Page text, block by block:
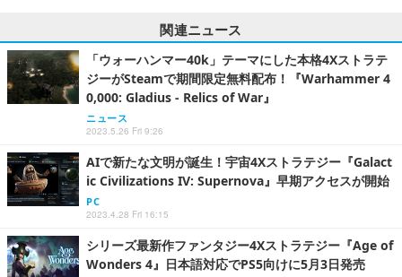
関連ニュース
「ウォーハンマー40k」テーマにした本格4Xストラテ
ジーがSteamで期間限定無料配布！『Warhammer 4
0,000: Gladius - Relics of War』
ニュース
2023.5.26 Fri 9:26
AIで新たな文明が誕生！宇宙4Xストラテジー『Galact
ic Civilizations IV: Supernova』早期アクセスが開始
PC
2023.4.28 Fri 16:15
シリーズ最新作ファンタジー4Xストラテジー『Age of
Wonders 4』日本語対応でPS5向けに5月3日発売